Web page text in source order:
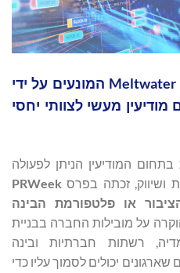
הפרס מכיר בחידושים של Meltwater המונעים על ידי
מעשי לצוותי יחסי
המודיעין הניתן לפעולה
ושיווק, זכתה בפרס PRWeek
או פלטפורמת הבינה
על מובילות החברה בבניית
רשתות חברתיות ובינה
שארגונים יכולים לסמוך עליו כדי